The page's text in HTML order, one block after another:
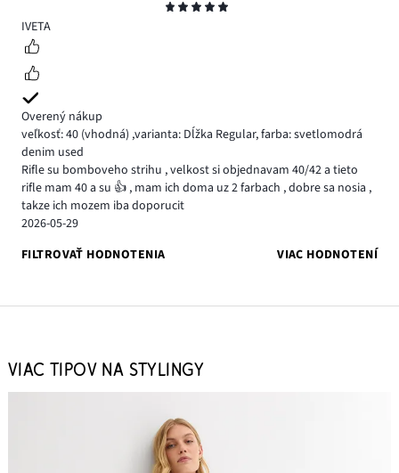
5
IVETA
Overený nákup
veľkosť: 40 (vhodná) ,varianta: Dĺžka Regular,farba: svetlomodrá
denim used
Rifle su bomboveho strihu , velkost si objednavam 40/42 a tieto
rifle mam 40 a su 👍 , mam ich doma uz 2 farbach , dobre sa nosia ,
takze ich mozem iba doporucit
2026-05-29
FILTROVAŤ HODNOTENIA
VIAC HODNOTENÍ
VIAC TIPOV NA STYLINGY